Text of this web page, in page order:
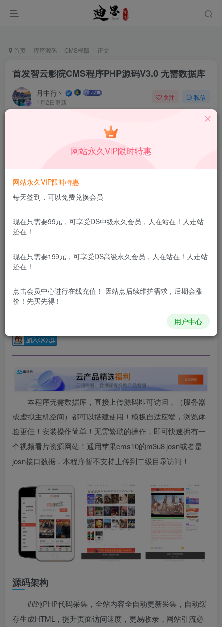
首页 程序源码 CMS模版 正文
首发智云影院CMS程序PHP源码V3.0 无需数据库
月中行丶
1月2日更新
关注 私信
首发智云影院CMS程序PHP源码V3.0 无需数据库
此内容为付费资源，请付费后查看
30
DS中级会员
15
本站所有内容来自互联网收集，仅供用于学习和交流，请勿用
除！
本站所有内容来自互联网收集，仅供学习和交流，请勿用于商业
用途。如有侵权、不妥之处，请第一时间联系我们删除！Q群：
本程序无需数据库，直接上传源码即可访问，（服务器
或虚拟主机空间）都可以搭建使用！模板自适应端，浏览体
验更佳！安装操作简单！无需繁琐的操作，即可快速拥有一
个视频看片资源网站！通用苹果cms10的m3u8 josn或者是
josn接口数据，本程序暂不支持上传到二级目录访问！
源码架构
##纯PHP代码采集，全站内容全自动更新采集，自动缓
存生成HTML，提升页面访问速度，更易收录，网站引流必
网站永久VIP限时特惠
网站永久VIP限时特惠
每天签到，可以免费兑换会员
现在只需要99元，可享受DS中级永久会员，人在站在！人走站
还在！
现在只需要199元，可享受DS高级永久会员，人在站在！人走站
还在！
点击会员中心进行在线充值！ 因站点后续维护需求，后期会涨
价！先买先得！
用户中心